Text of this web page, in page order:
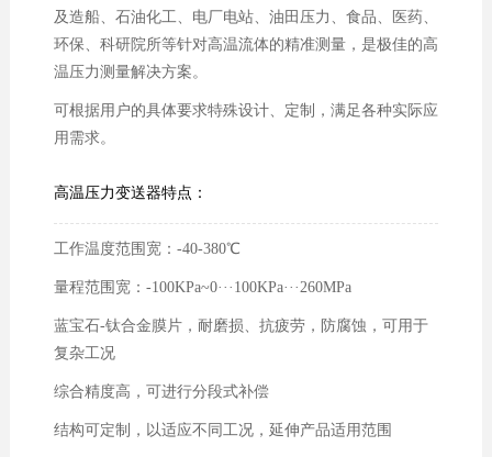
及造船、石油化工、电厂电站、油田压力、食品、医药、
环保、科研院所等针对高温流体的精准测量，是极佳的高
温压力测量解决方案。
可根据用户的具体要求特殊设计、定制，满足各种实际应
用需求。
高温压力变送器特点：
工作温度范围宽：-40-380℃
量程范围宽：-100KPa~0···100KPa···260MPa
蓝宝石-钛合金膜片，耐磨损、抗疲劳，防腐蚀，可用于
复杂工况
综合精度高，可进行分段式补偿
结构可定制，以适应不同工况，延伸产品适用范围